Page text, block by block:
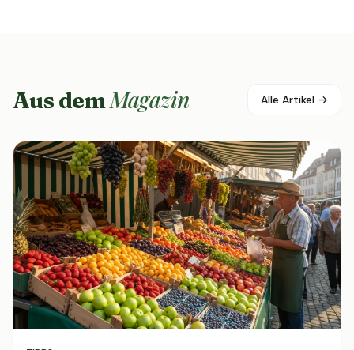
Aus dem Magazin Alle Artikel →